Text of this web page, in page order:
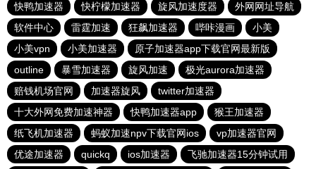
快鸭加速器
快柠檬加速器 旋风加速度器
外网网址导航
软件中心
雷霆加速 狂飙加速器 哔咔漫画
小美
小美vpn
小美加速器
原子加速器app下载官网最新版
outline
暴雪加速器 旋风加速
极光aurora加速器
赔钱机场官网
加速器旋风
twitter加速器
十大外网免费加速神器
快鸭加速器app
猴王加速器
纸飞机加速器
蚂蚁加速npv下载官网ios
vp加速器官网
优途加速器
quickq ios加速器
飞驰加速器15分钟试用